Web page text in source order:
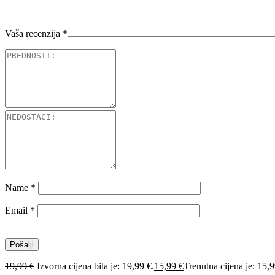
Vaša recenzija *
Name *
Email *
19,99€ Izvorna cijena bila je: 19,99 €.15,99 €Trenutna cijena je: